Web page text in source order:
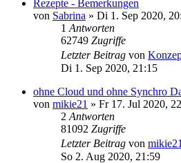
Rezepte - Bemerkungen
von Sabrina » Di 1. Sep 2020,
1 Antworten
62749 Zugriffe
Letzter Beitrag von
Di 1. Sep 2020, 21:15
ohne Cloud und ohne Synchro
von mikie21 » Fr 17. Jul 2020,
2 Antworten
81092 Zugriffe
Letzter Beitrag von mikie21
So 2. Aug 2020, 21:59